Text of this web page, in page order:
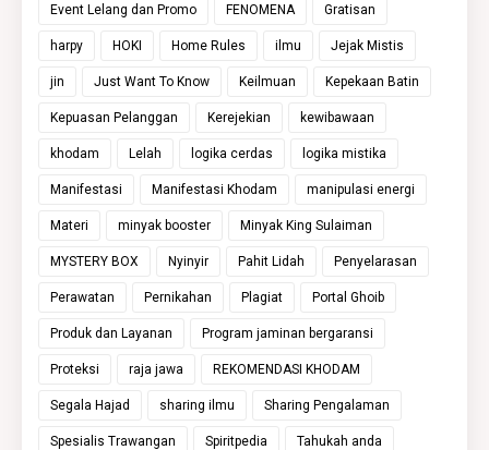
Event Lelang dan Promo FENOMENA Gratisan
harpy HOKI Home Rules ilmu Jejak Mistis
jin Just Want To Know Keilmuan Kepekaan Batin
Kepuasan Pelanggan Kerejekian kewibawaan
khodam Lelah logika cerdas logika mistika
Manifestasi Manifestasi Khodam manipulasi energi
Materi minyak booster Minyak King Sulaiman
MYSTERY BOX Nyinyir Pahit Lidah Penyelarasan
Perawatan Pernikahan Plagiat Portal Ghoib
Produk dan Layanan Program jaminan bergaransi
Proteksi raja jawa REKOMENDASI KHODAM
Segala Hajad sharing ilmu Sharing Pengalaman
Spesialis Trawangan Spiritpedia Tahukah anda